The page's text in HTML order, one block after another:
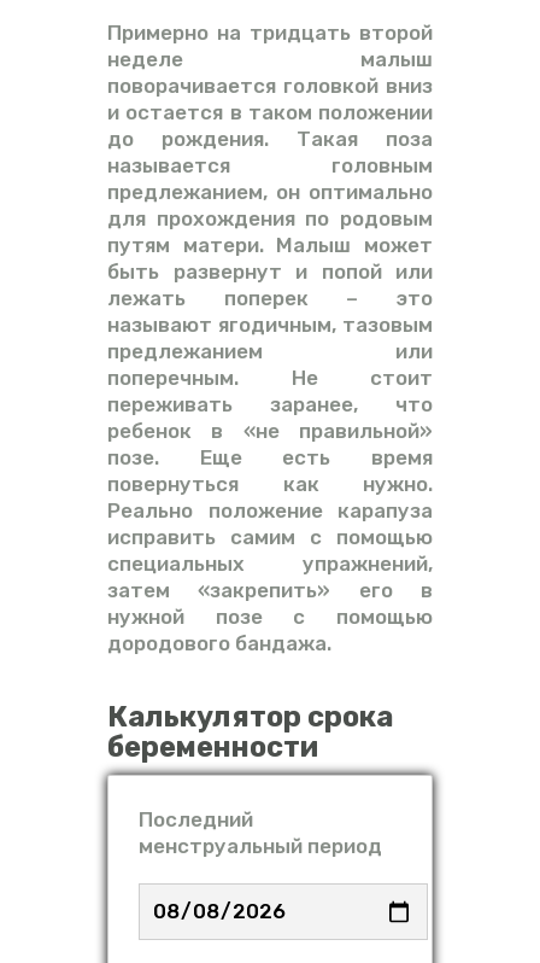
Примерно на тридцать второй
неделе малыш
поворачивается головкой вниз
и остается в таком положении
до рождения. Такая поза
называется головным
предлежанием, он оптимально
для прохождения по родовым
путям матери. Малыш может
быть развернут и попой или
лежать поперек – это
называют ягодичным, тазовым
предлежанием или
поперечным. Не стоит
переживать заранее, что
ребенок в «не правильной»
позе. Еще есть время
повернуться как нужно.
Реально положение карапуза
исправить самим с помощью
специальных упражнений,
затем «закрепить» его в
нужной позе с помощью
дородового бандажа.
Калькулятор срока
беременности
Последний
менструальный период